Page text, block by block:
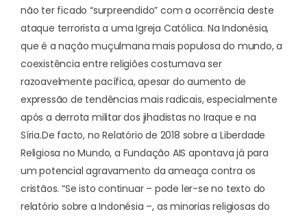
não ter ficado “surpreendido” com a ocorrência deste
ataque terrorista a uma Igreja Católica. Na Indonésia,
que é a nação muçulmana mais populosa do mundo, a
coexistência entre religiões costumava ser
razoavelmente pacífica, apesar do aumento de
expressão de tendências mais radicais, especialmente
após a derrota militar dos jihadistas no Iraque e na
Síria.De facto, noRelatório de 2018 sobre a Liberdade
Religiosa no Mundo, a Fundação AIS apontava já para
um potencial agravamento da ameaça contra os
cristãos. “Se isto continuar – pode ler-se no texto do
relatório sobre a Indonésia –, as minorias religiosas do